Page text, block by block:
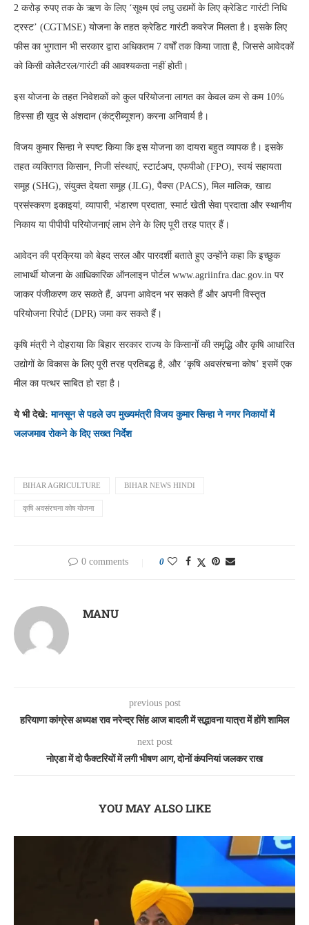
2 करोड़ रुपए तक के ऋण के लिए ‘सूक्ष्म एवं लघु उद्यमों के लिए क्रेडिट गारंटी निधि
ट्रस्ट’ (CGTMSE) योजना के तहत क्रेडिट गारंटी कवरेज मिलता है। इसके लिए
फीस का भुगतान भी सरकार द्वारा अधिकतम 7 वर्षों तक किया जाता है, जिससे आवेदकों
को किसी कोलैटरल/गारंटी की आवश्यकता नहीं होती।
इस योजना के तहत निवेशकों को कुल परियोजना लागत का केवल कम से कम 10%
हिस्सा ही खुद से अंशदान (कंट्रीब्यूशन) करना अनिवार्य है।
विजय कुमार सिन्हा ने स्पष्ट किया कि इस योजना का दायरा बहुत व्यापक है। इसके
तहत व्यक्तिगत किसान, निजी संस्थाएं, स्टार्टअप, एफपीओ (FPO), स्वयं सहायता
समूह (SHG), संयुक्त देयता समूह (JLG), पैक्स (PACS), मिल मालिक, खाद्य
प्रसंस्करण इकाइयां, व्यापारी, भंडारण प्रदाता, स्मार्ट खेती सेवा प्रदाता और स्थानीय
निकाय या पीपीपी परियोजनाएं लाभ लेने के लिए पूरी तरह पात्र हैं।
आवेदन की प्रक्रिया को बेहद सरल और पारदर्शी बताते हुए उन्होंने कहा कि इच्छुक
लाभार्थी योजना के आधिकारिक ऑनलाइन पोर्टल www.agriinfra.dac.gov.in पर
जाकर पंजीकरण कर सकते हैं, अपना आवेदन भर सकते हैं और अपनी विस्तृत
परियोजना रिपोर्ट (DPR) जमा कर सकते हैं।
कृषि मंत्री ने दोहराया कि बिहार सरकार राज्य के किसानों की समृद्धि और कृषि आधारित
उद्योगों के विकास के लिए पूरी तरह प्रतिबद्ध है, और ‘कृषि अवसंरचना कोष’ इसमें एक
मील का पत्थर साबित हो रहा है।
ये भी देखे:मानसून से पहले उप मुख्यमंत्री विजय कुमार सिन्हा ने नगर निकायों में
जलजमाव रोकने के दिए सख्त निर्देश
BIHAR AGRICULTURE BIHAR NEWS HINDI
कृषि अवसंरचना कोष योजना
0 comments 0
MANU
previous post
हरियाणा कांग्रेस अध्यक्ष राव नरेन्द्र सिंह आज बादली में सद्भावना यात्रा में होंगे शामिल
next post
नोएडा में दो फैक्टरियों में लगी भीषण आग, दोनों कंपनियां जलकर राख
YOU MAY ALSO LIKE